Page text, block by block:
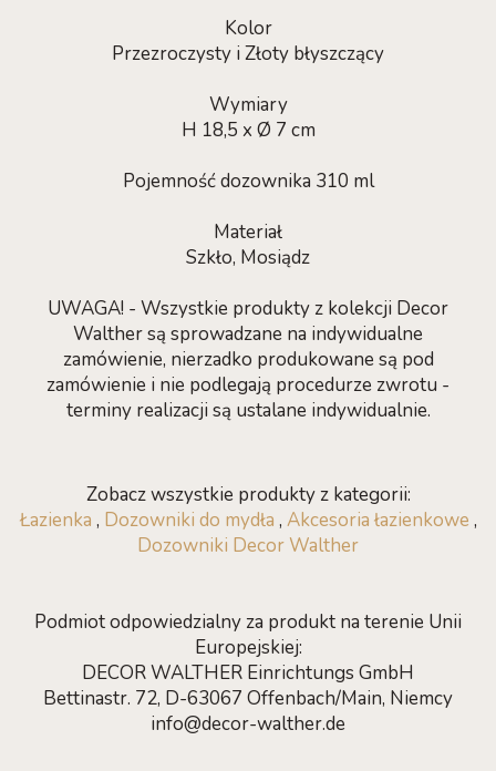
Kolor
Przezroczysty i Złoty błyszczący
Wymiary
H 18,5 x Ø 7 cm
Pojemność dozownika 310 ml
Materiał
Szkło, Mosiądz
UWAGA! - Wszystkie produkty z kolekcji Decor
Walther są sprowadzane na indywidualne
zamówienie, nierzadko produkowane są pod
zamówienie i nie podlegają procedurze zwrotu -
terminy realizacji są ustalane indywidualnie.
Zobacz wszystkie produkty z kategorii:
Łazienka , Dozowniki do mydła , Akcesoria łazienkowe ,
Dozowniki Decor Walther
Podmiot odpowiedzialny za produkt na terenie Unii
Europejskiej:
DECOR WALTHER Einrichtungs GmbH
Bettinastr. 72, D-63067 Offenbach/Main, Niemcy
info@decor-walther.de